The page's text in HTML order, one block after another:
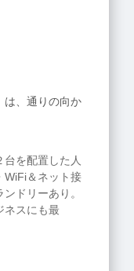
は、通りの向か
台を配置した人
WiFi＆ネット接
ドリーあり。
ネスにも最